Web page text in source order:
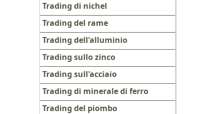
Trading di nichel
Trading del rame
Trading dell'alluminio
Trading sullo zinco
Trading sull'acciaio
Trading di minerale di ferro
Trading del piombo